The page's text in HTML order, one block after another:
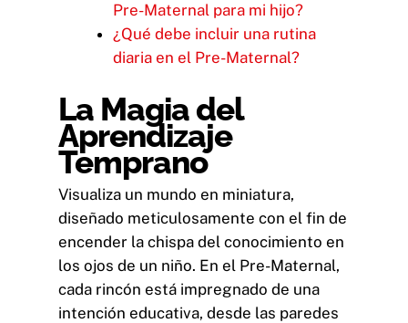
Pre-Maternal para mi hijo?
¿Qué debe incluir una rutina
diaria en el Pre-Maternal?
La Magia del
Aprendizaje
Temprano
Visualiza un mundo en miniatura,
diseñado meticulosamente con el fin de
encender la chispa del conocimiento en
los ojos de un niño. En el Pre-Maternal,
cada rincón está impregnado de una
intención educativa, desde las paredes